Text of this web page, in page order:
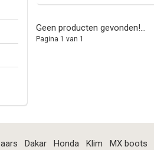
Geen producten gevonden!...
Pagina 1 van 1
Dakar Honda Klim MX boots